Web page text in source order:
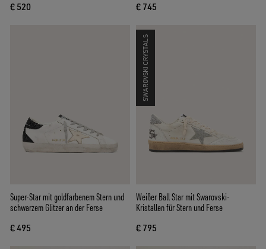
€ 520 € 745
Super-Star mit goldfarbenem Stern und
schwarzem Glitzer an der Ferse
€ 495
SWAROVSKI CRYSTALS
Weißer Ball Star mit Swarovski-
Kristallen für Stern und Ferse
€ 795